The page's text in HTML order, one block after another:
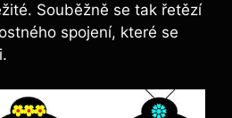
Souběžně se tak řetězí
spojení, které se